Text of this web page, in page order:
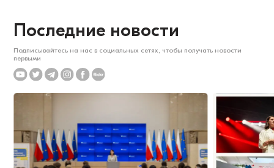
Последние новости
Подписывайтесь на нас в социальных сетях, чтобы получать новости
первыми